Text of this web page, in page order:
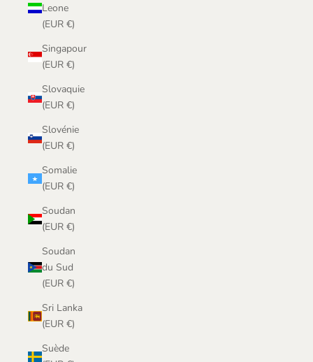
Leone
(EUR €)
Singapour
(EUR €)
Slovaquie
(EUR €)
Slovénie
(EUR €)
Somalie
(EUR €)
Soudan
(EUR €)
Soudan
du Sud
(EUR €)
Sri Lanka
(EUR €)
Suède